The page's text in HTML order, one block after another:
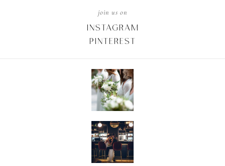
join us on
INSTAGRAM
PINTEREST